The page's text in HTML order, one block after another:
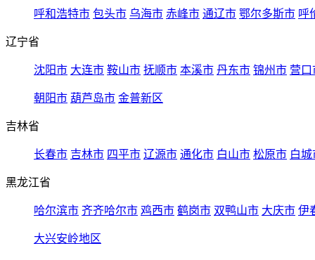
呼和浩特市 包头市 乌海市 赤峰市 通辽市 鄂尔多斯市 呼
辽宁省
沈阳市 大连市 鞍山市 抚顺市 本溪市 丹东市 锦州市 营口
朝阳市 葫芦岛市 金普新区
吉林省
长春市 吉林市 四平市 辽源市 通化市 白山市 松原市 白城
黑龙江省
哈尔滨市 齐齐哈尔市 鸡西市 鹤岗市 双鸭山市 大庆市 伊
大兴安岭地区